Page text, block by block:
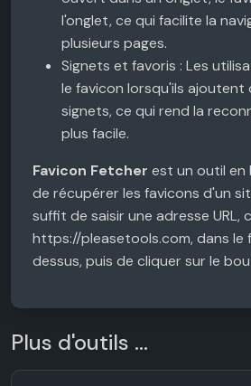
l'onglet, ce qui facilite la
plusieurs pages.
Signets et favoris : Les
le favicon lorsqu'ils ajoutent
signets, ce qui rend la
plus facile.
Favicon Fetcher est un outil en
de récupérer les favicons d'un
suffit de saisir une adresse URL,
https://pleasetools.com, dans le
dessus, puis de cliquer sur le
Plus d'outils ...